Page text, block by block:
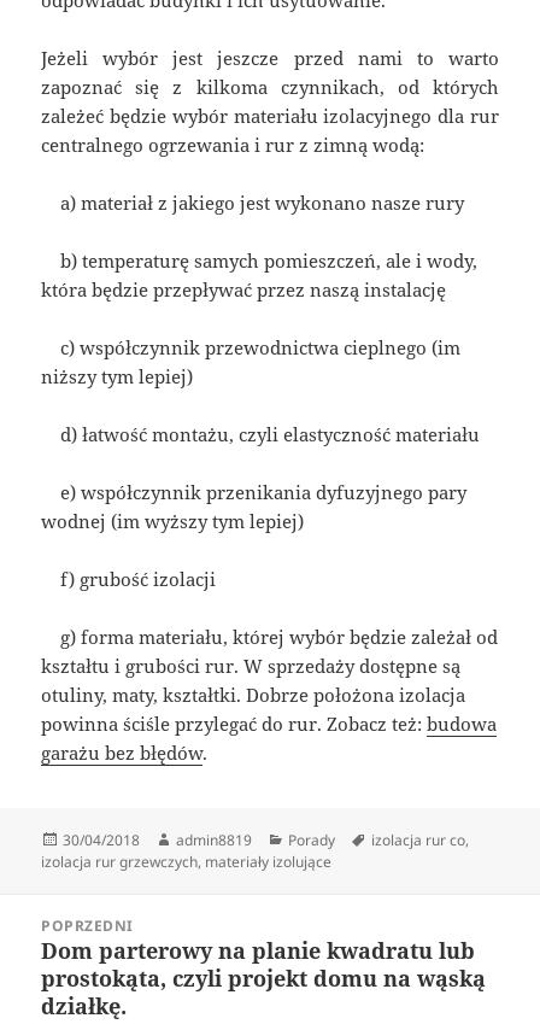
Jeżeli wybór jest jeszcze przed nami to warto
zapoznać się z kilkoma czynnikach, od których
zależeć będzie wybór materiału izolacyjnego dla rur
centralnego ogrzewania i rur z zimną wodą:
a) materiał z jakiego jest wykonano nasze rury
b) temperaturę samych pomieszczeń, ale i wody,
która będzie przepływać przez naszą instalację
c) współczynnik przewodnictwa cieplnego (im
niższy tym lepiej)
d) łatwość montażu, czyli elastyczność materiału
e) współczynnik przenikania dyfuzyjnego pary
wodnej (im wyższy tym lepiej)
f) grubość izolacji
g) forma materiału, której wybór będzie zależał od
kształtu i grubości rur. W sprzedaży dostępne są
otuliny, maty, kształtki. Dobrze położona izolacja
powinna ściśle przylegać do rur. Zobacz też:budowa
garażu bez błędów.
Data
publikacji
30/04/2018 Autor
admin8819 Kategorie
Porady Tagi
izolacja rur co,
izolacja rur grzewczych, materiały izolujące
wpisuPOPRZEDNI
Poprzedni
wpis:
Dom parterowy na planie kwadratu lub
prostokąta, czyli projekt domu na wąską
działkę.